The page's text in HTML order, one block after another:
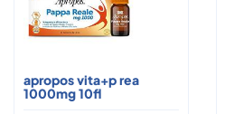
apropos vita+p rea
1000mg 10fl